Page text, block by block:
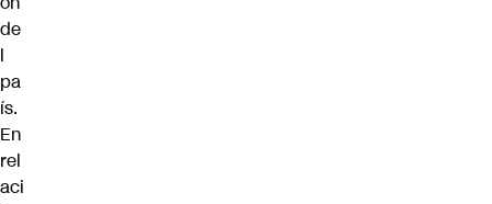
de
l
pa
ís.
En
rel
aci